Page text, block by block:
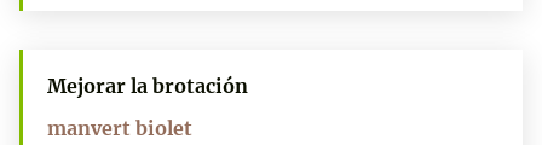
Mejorar la brotación
manvert biolet